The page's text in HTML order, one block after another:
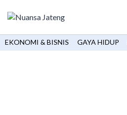
EKONOMI & BISNIS GAYA HIDUP